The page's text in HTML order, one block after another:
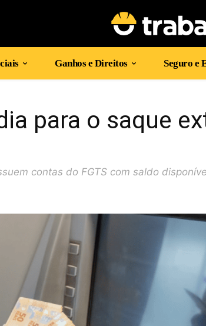
Ganhos e Direitos Seguro e
para o saque
contas do FGTS com saldo